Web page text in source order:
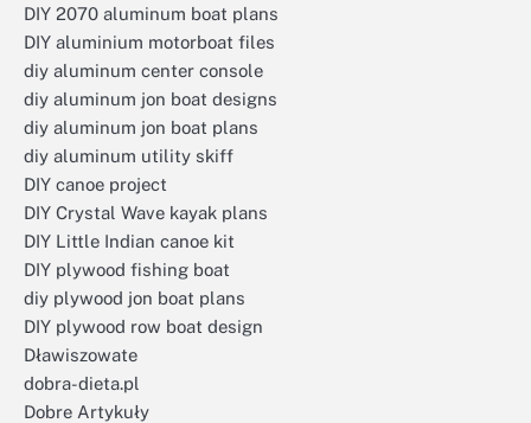
DIY 2070 aluminum boat plans
DIY aluminium motorboat files
diy aluminum center console
diy aluminum jon boat designs
diy aluminum jon boat plans
diy aluminum utility skiff
DIY canoe project
DIY Crystal Wave kayak plans
DIY Little Indian canoe kit
DIY plywood fishing boat
diy plywood jon boat plans
DIY plywood row boat design
Dławiszowate
dobra-dieta.pl
Dobre Artykuły